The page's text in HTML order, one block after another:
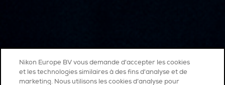
Nikon Europe BV vous demande d'accepter les cookies
et les technologies similaires à des fins d'analyse et de
marketing. Nous utilisons les cookies d’analyse pour